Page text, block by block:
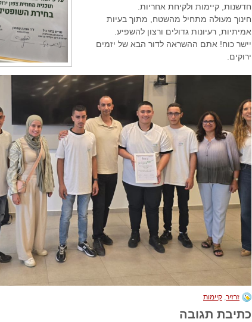
חדשנות, קיימות ולקיחת אחריות.
חינוך מעולה מתחיל מהשטח, מתוך בעיות
אמיתיות, רעיונות גדולים ורצון להשפיע.
יישר כוח! אתם ההשראה לדור הבא של יזמים
ירוקים.
זרזיר, קיימות
כתיבת תגובה